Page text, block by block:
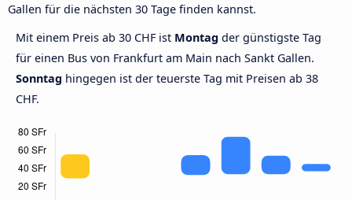
Gallen für die nächsten 30 Tage finden kannst.
Mit einem Preis ab 30 CHF ist Montag der günstigste Tag
für einen Bus von Frankfurt am Main nach Sankt Gallen.
Sonntag hingegen ist der teuerste Tag mit Preisen ab 38
CHF.